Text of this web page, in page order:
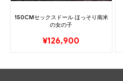
150CMセックスドール ほっそり南米
の女の子
¥126,900